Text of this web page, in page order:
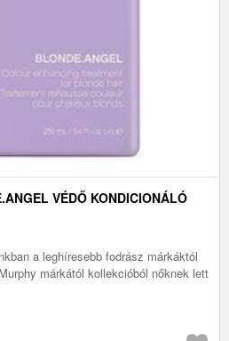
VÉDŐ KONDICIONÁLÓ
a leghíresebb fodrász márkáktól
márkától kollekcióból nőknek lett